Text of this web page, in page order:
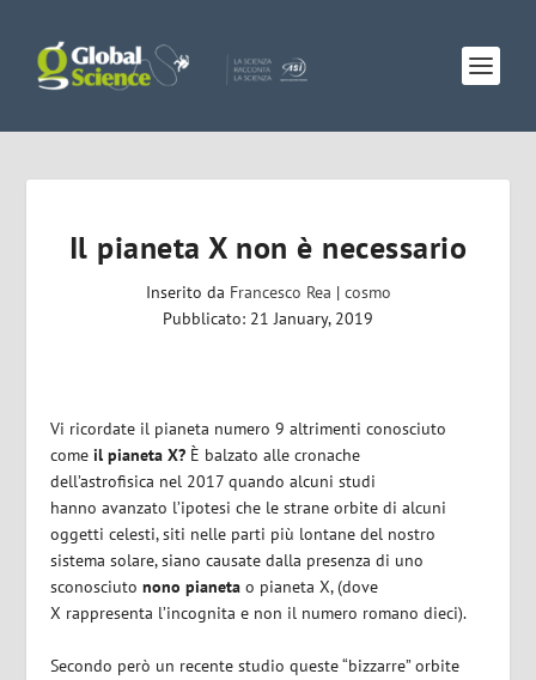
Il pianeta X non è necessario
Inserito da Francesco Rea | cosmo
Pubblicato: 21 January, 2019
Vi ricordate il pianeta numero 9 altrimenti conosciuto
comeil pianeta X? È balzato alle cronache
dell’astrofisica nel 2017 quando alcuni studi
hanno avanzato l’ipotesi che le strane orbite di alcuni
oggetti celesti, siti nelle parti più lontane del nostro
sistema solare, siano causate dalla presenza di uno
sconosciutonono pianeta o pianeta X, (dove
X rappresenta l’incognita e non il numero romano dieci).
Secondo però un recente studio queste “bizzarre” orbite